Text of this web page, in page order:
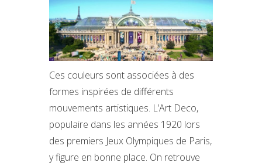
Ces couleurs sont associées à des
formes inspirées de différents
mouvements artistiques. L’Art Deco,
populaire dans les années 1920 lors
des premiers Jeux Olympiques de Paris,
y figure en bonne place. On retrouve